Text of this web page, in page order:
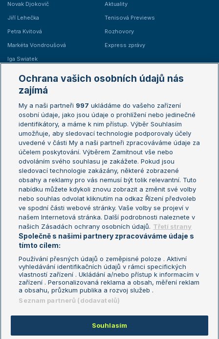
Novak Djokovič
Jiří Lehečka
Petra Kvitová
Markéta Vondroušová
Iga Swiatek
Aktuality
Tenisová Previews
Rozhovory
Express zprávy
Žebříčky
Žebříček ATP (muži)
Žebříček WTA (ženy)
Sázkařský žebříček
Australian Open
French Open
Wimbledon
US Open
Turnaj mistrů
Turnaj mistryň
Aktualní trendy
Fotbalové přestupy
Livesport Daily
LS Prague Open
Podmínky užití
Nastavení soukromí
GDPR a žurnalistika
Reklama
Kontakt
Informace o zpracování osobních
údajů
Copyright © 2008-2026 TenisPortal.cz. Využíváme zpravodajství ČTK.
Ochrana vašich osobních údajů nás
zajímá
My a naši partneři 997 ukládáme do vašeho zařízení
osobní údaje, jako jsou údaje o prohlížení nebo jedinečné
identifikátory, a máme k nim přístup. Výběr Souhlasím
umožňuje, aby sledovací technologie podporovaly účely
uvedené v části My a naši partneři zpracováváme údaje za
účelem poskytování. Výběrem Zamítnout vše nebo
odvoláním svého souhlasu je zakážete. Pokud jsou
sledovací technologie zakázány, některé zobrazené
obsahy a reklamy pro vás nemusí být tolik relevantní. Tuto
nabídku můžete kdykoli znovu zobrazit a změnit své volby
nebo souhlas odvolat kliknutím na odkaz Řízení předvoleb
ve spodní části webové stránky. Vaše volby se projeví v
našem Internetová stránka. Další podrobnosti naleznete v
našich Zásadách ochrany osobních údajů. Třetí strany
Společně s našimi partnery zpracováváme údaje s
tímto cílem:
Používání přesných údajů o zeměpisné poloze . Aktivní
vyhledávání identifikačních údajů v rámci specifických
vlastností zařízení . Ukládání a/nebo přístup k informacím v
zařízení . Personalizovaná reklama a obsah, měření reklam
a obsahu, průzkum publika a rozvoj služeb .
Seznam partnerů (dodavatelů)
Souhlasím